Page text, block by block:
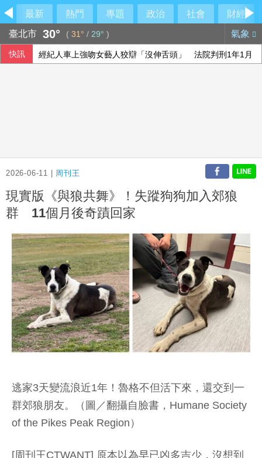
最新 熱門 專題 政治 社會
財經
臺北市 30° ( 31° / 29° ) 氣象
快訊 經紀人車上強吻女藝人狡辯「沒伸舌頭」 法院判刑1年1月
2026-06-11 | 周刊王
現實版《與狼共舞》！失蹤狗狗加入郊狼
群 11個月後奇蹟回家
逃家3天變流浪近1年！魯格不但活下來，還交到一
群郊狼朋友。（圖／翻攝自臉書，Humane Society
of the Pikes Peak Region）
[周刊王CTWANT] 原本以為早已凶多吉少，沒想到